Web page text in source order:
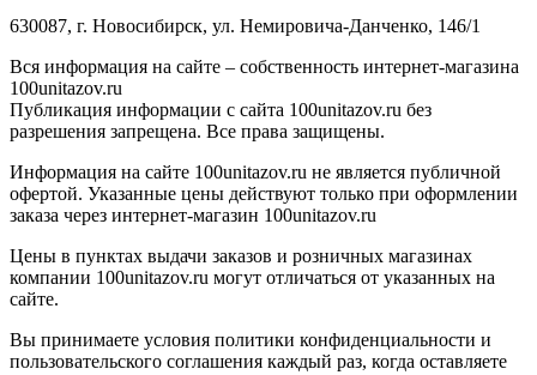
630087, г. Новосибирск, ул. Немировича-Данченко, 146/1
Вся информация на сайте – собственность интернет-магазина
100unitazov.ru
Публикация информации с сайта 100unitazov.ru без
разрешения запрещена. Все права защищены.
Информация на сайте 100unitazov.ru не является публичной
офертой. Указанные цены действуют только при оформлении
заказа через интернет-магазин 100unitazov.ru
Цены в пунктах выдачи заказов и розничных магазинах
компании 100unitazov.ru могут отличаться от указанных на
сайте.
Вы принимаете условия политики конфиденциальности и
пользовательского соглашения каждый раз, когда оставляете